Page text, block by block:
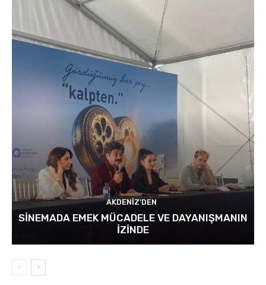
AKDENIZ'DEN
SİNEMADA EMEK MÜCADELE VE DAYANIŞMANIN
İZİNDE